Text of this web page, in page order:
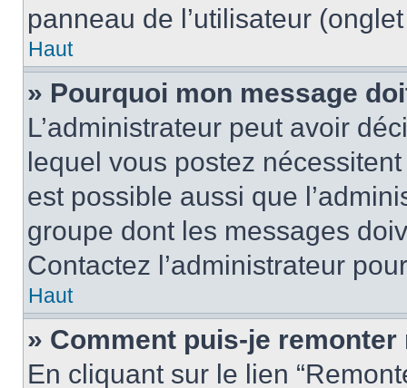
panneau de l’utilisateur
Haut
» Pourquoi mon message
L’administrateur peut avoir
lequel vous postez
est possible aussi que
groupe dont les messages
Contactez l’administrateur
Haut
» Comment puis-je
En cliquant sur le lien